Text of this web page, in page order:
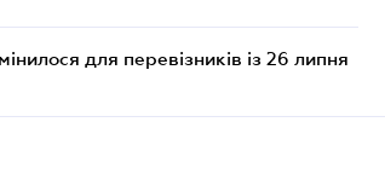
для перевізників із 26 липня